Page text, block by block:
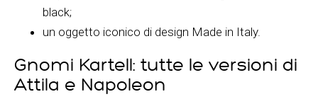
black;
un oggetto iconico di design Made in Italy.
Gnomi Kartell: tutte le versioni di
Attila e Napoleon